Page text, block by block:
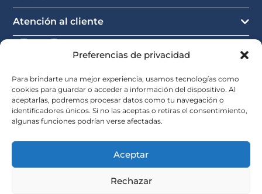
Preferencias de privacidad
Para brindarte una mejor experiencia, usamos tecnologías como
cookies para guardar o acceder a información del dispositivo. Al
aceptarlas, podremos procesar datos como tu navegación o
identificadores únicos. Si no las aceptas o retiras el consentimiento,
algunas funciones podrían verse afectadas.
Aceptar
Rechazar
Atención al cliente